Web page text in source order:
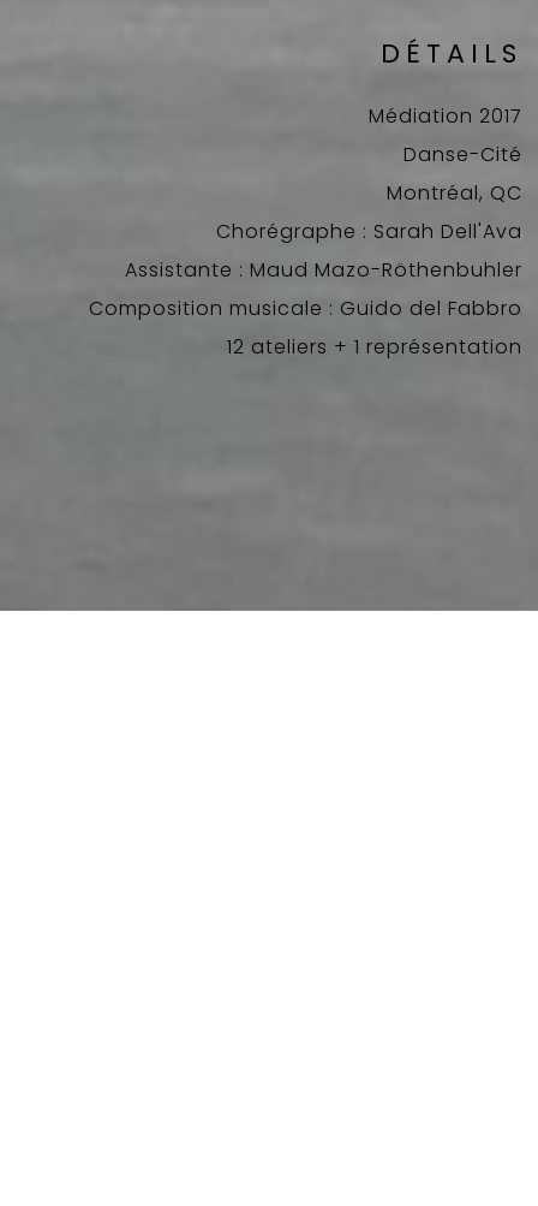
DÉTAILS
Médiation 2017
Danse-Cité
Montréal, QC
Chorégraphe : Sarah Dell'Ava
Assistante : Maud Mazo-Röthenbuhler
Composition musicale : Guido del Fabbro
12 ateliers + 1 représentation